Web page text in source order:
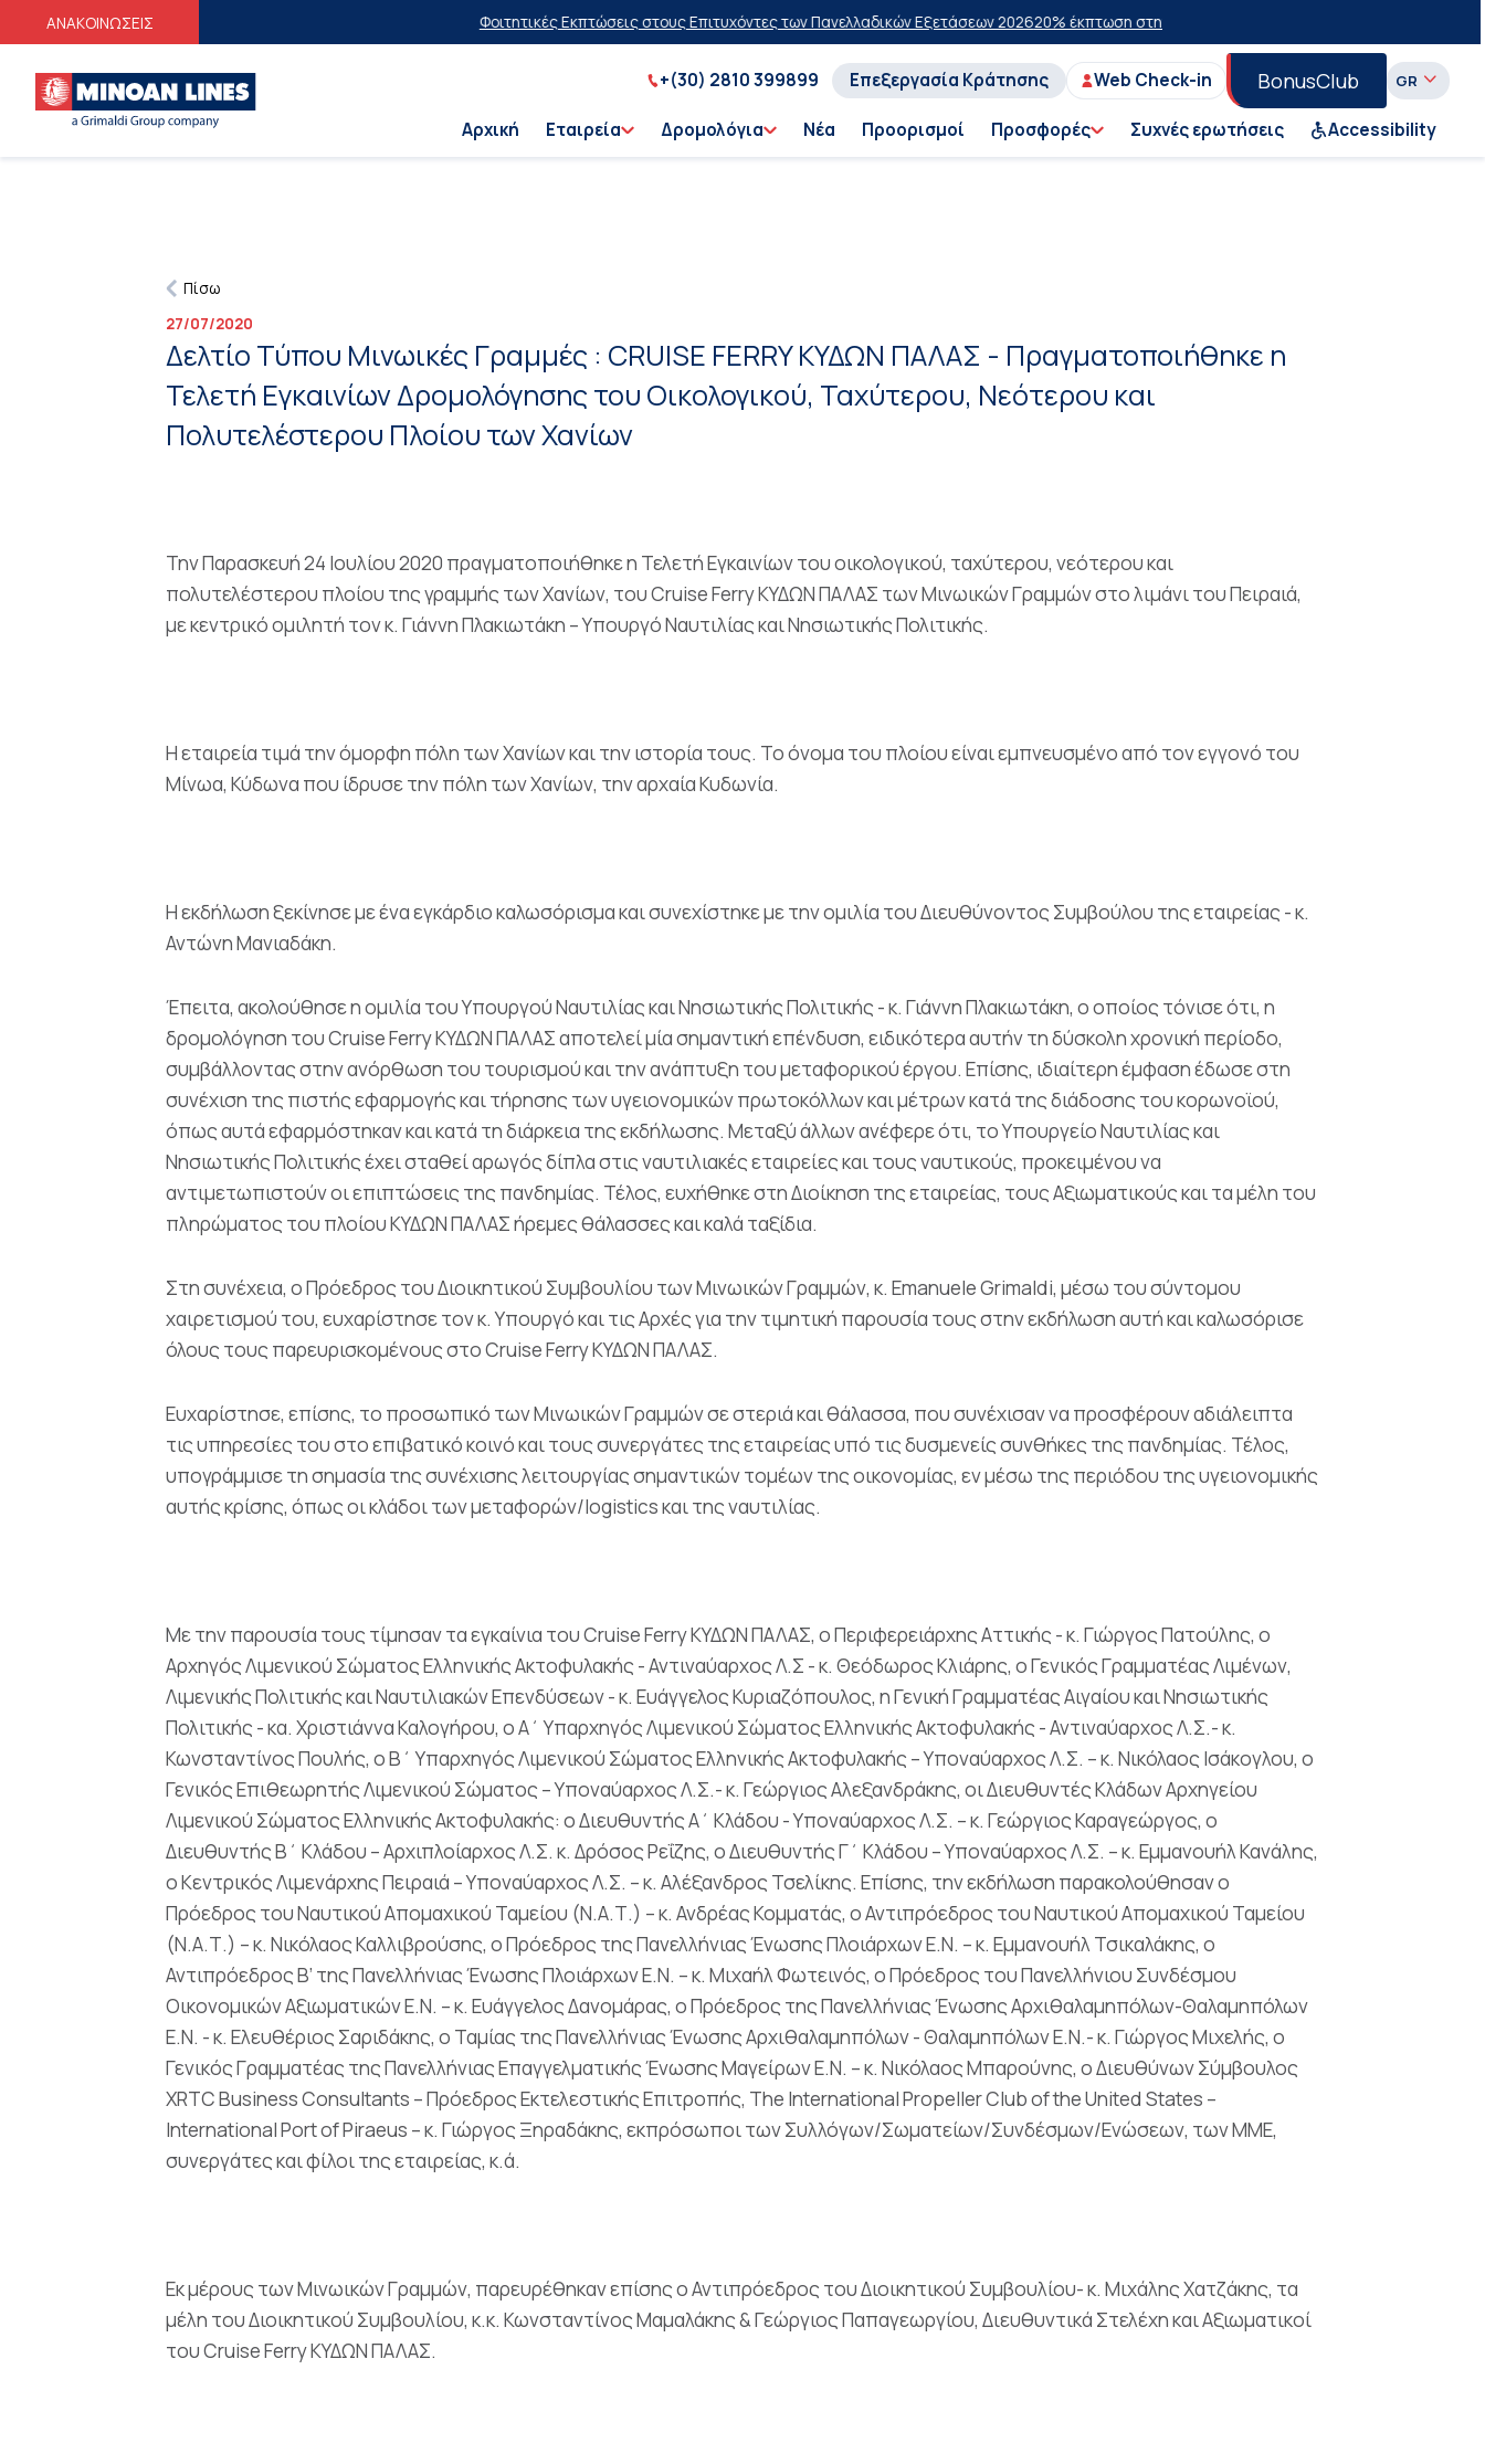
ΑΝΑΚΟΙΝΩΣΕΙΣ Φοιτητικές Εκπτώσεις στους Επιτυχόντες των Πανελλαδικών Εξετάσεων 202620% έκπτωση στην οικονομική θέση σε επιλεγμένα δρομολόγια θέρους
+(30) 2810 399899 Επεξεργασία Κράτησης Web Check-in BonusClub
Αρχική Εταιρεία Δρομολόγια Νέα Προορισμοί Προσφορές Συχνές ερωτήσεις Accessibility
Πίσω
27/07/2020
Δελτίο Τύπου Μινωικές Γραμμές : CRUISE FERRY ΚΥΔΩΝ ΠΑΛΑΣ - Πραγματοποιήθηκε η
Τελετή Εγκαινίων Δρομολόγησης του Οικολογικού, Ταχύτερου, Νεότερου και
Πολυτελέστερου Πλοίου των Χανίων
Την Παρασκευή 24 Ιουλίου 2020 πραγματοποιήθηκε η Τελετή Εγκαινίων του οικολογικού, ταχύτερου, νεότερου και
πολυτελέστερου πλοίου της γραμμής των Χανίων, του Cruise Ferry ΚΥΔΩΝ ΠΑΛΑΣ των Μινωικών Γραμμών στο λιμάνι του Πειραιά,
με κεντρικό ομιλητή τον κ. Γιάννη Πλακιωτάκη – Υπουργό Ναυτιλίας και Νησιωτικής Πολιτικής.
Η εταιρεία τιμά την όμορφη πόλη των Χανίων και την ιστορία τους. Το όνομα του πλοίου είναι εμπνευσμένο από τον εγγονό του
Μίνωα, Κύδωνα που ίδρυσε την πόλη των Χανίων, την αρχαία Κυδωνία.
Η εκδήλωση ξεκίνησε με ένα εγκάρδιο καλωσόρισμα και συνεχίστηκε με την ομιλία του Διευθύνοντος Συμβούλου της εταιρείας - κ.
Αντώνη Μανιαδάκη.
Έπειτα, ακολούθησε η ομιλία του Υπουργού Ναυτιλίας και Νησιωτικής Πολιτικής - κ. Γιάννη Πλακιωτάκη, ο οποίος τόνισε ότι, η
δρομολόγηση του Cruise Ferry ΚΥΔΩΝ ΠΑΛΑΣ αποτελεί μία σημαντική επένδυση, ειδικότερα αυτήν τη δύσκολη χρονική περίοδο,
συμβάλλοντας στην ανόρθωση του τουρισμού και την ανάπτυξη του μεταφορικού έργου. Επίσης, ιδιαίτερη έμφαση έδωσε στη
συνέχιση της πιστής εφαρμογής και τήρησης των υγειονομικών πρωτοκόλλων και μέτρων κατά της διάδοσης του κορωνοϊού,
όπως αυτά εφαρμόστηκαν και κατά τη διάρκεια της εκδήλωσης. Μεταξύ άλλων ανέφερε ότι, το Υπουργείο Ναυτιλίας και
Νησιωτικής Πολιτικής έχει σταθεί αρωγός δίπλα στις ναυτιλιακές εταιρείες και τους ναυτικούς, προκειμένου να
αντιμετωπιστούν οι επιπτώσεις της πανδημίας. Τέλος, ευχήθηκε στη Διοίκηση της εταιρείας, τους Αξιωματικούς και τα μέλη του
πληρώματος του πλοίου ΚΥΔΩΝ ΠΑΛΑΣ ήρεμες θάλασσες και καλά ταξίδια.
Στη συνέχεια, ο Πρόεδρος του Διοικητικού Συμβουλίου των Μινωικών Γραμμών, κ. Emanuele Grimaldi, μέσω του σύντομου
χαιρετισμού του, ευχαρίστησε τον κ. Υπουργό και τις Αρχές για την τιμητική παρουσία τους στην εκδήλωση αυτή και καλωσόρισε
όλους τους παρευρισκομένους στο Cruise Ferry ΚΥΔΩΝ ΠΑΛΑΣ.
Ευχαρίστησε, επίσης, το προσωπικό των Μινωικών Γραμμών σε στεριά και θάλασσα, που συνέχισαν να προσφέρουν αδιάλειπτα
τις υπηρεσίες του στο επιβατικό κοινό και τους συνεργάτες της εταιρείας υπό τις δυσμενείς συνθήκες της πανδημίας. Τέλος,
υπογράμμισε τη σημασία της συνέχισης λειτουργίας σημαντικών τομέων της οικονομίας, εν μέσω της περιόδου της υγειονομικής
αυτής κρίσης, όπως οι κλάδοι των μεταφορών/logistics και της ναυτιλίας.
Με την παρουσία τους τίμησαν τα εγκαίνια του Cruise Ferry ΚΥΔΩΝ ΠΑΛΑΣ, ο Περιφερειάρχης Αττικής - κ. Γιώργος Πατούλης, ο
Αρχηγός Λιμενικού Σώματος Ελληνικής Ακτοφυλακής - Αντιναύαρχος Λ.Σ - κ. Θεόδωρος Κλιάρης, ο Γενικός Γραμματέας Λιμένων,
Λιμενικής Πολιτικής και Ναυτιλιακών Επενδύσεων - κ. Ευάγγελος Κυριαζόπουλος, η Γενική Γραμματέας Αιγαίου και Νησιωτικής
Πολιτικής - κα. Χριστιάννα Καλογήρου, ο Α΄ Υπαρχηγός Λιμενικού Σώματος Ελληνικής Ακτοφυλακής - Αντιναύαρχος Λ.Σ.- κ.
Κωνσταντίνος Πουλής, ο Β΄ Υπαρχηγός Λιμενικού Σώματος Ελληνικής Ακτοφυλακής – Υποναύαρχος Λ.Σ. – κ. Νικόλαος Ισάκογλου, ο
Γενικός Επιθεωρητής Λιμενικού Σώματος – Υποναύαρχος Λ.Σ.- κ. Γεώργιος Αλεξανδράκης, οι Διευθυντές Κλάδων Αρχηγείου
Λιμενικού Σώματος Ελληνικής Ακτοφυλακής: ο Διευθυντής Α΄ Κλάδου - Υποναύαρχος Λ.Σ. – κ. Γεώργιος Καραγεώργος, ο
Διευθυντής Β΄ Κλάδου – Αρχιπλοίαρχος Λ.Σ. κ. Δρόσος Ρεΐζης, ο Διευθυντής Γ΄ Κλάδου – Υποναύαρχος Λ.Σ. – κ. Εμμανουήλ Κανάλης,
ο Κεντρικός Λιμενάρχης Πειραιά – Υποναύαρχος Λ.Σ. – κ. Αλέξανδρος Τσελίκης. Επίσης, την εκδήλωση παρακολούθησαν ο
Πρόεδρος του Ναυτικού Απομαχικού Ταμείου (Ν.Α.Τ.) – κ. Ανδρέας Κομματάς, ο Αντιπρόεδρος του Ναυτικού Απομαχικού Ταμείου
(Ν.Α.Τ.) – κ. Νικόλαος Καλλιβρούσης, ο Πρόεδρος της Πανελλήνιας Ένωσης Πλοιάρχων Ε.Ν. – κ. Εμμανουήλ Τσικαλάκης, ο
Αντιπρόεδρος Β’ της Πανελλήνιας Ένωσης Πλοιάρχων Ε.Ν. – κ. Μιχαήλ Φωτεινός, ο Πρόεδρος του Πανελλήνιου Συνδέσμου
Οικονομικών Αξιωματικών Ε.Ν. – κ. Ευάγγελος Δανομάρας, ο Πρόεδρος της Πανελλήνιας Ένωσης Αρχιθαλαμηπόλων-Θαλαμηπόλων
Ε.Ν. - κ. Ελευθέριος Σαριδάκης, ο Ταμίας της Πανελλήνιας Ένωσης Αρχιθαλαμηπόλων - Θαλαμηπόλων Ε.Ν.- κ. Γιώργος Μιχελής, ο
Γενικός Γραμματέας της Πανελλήνιας Επαγγελματικής Ένωσης Μαγείρων Ε.Ν. – κ. Νικόλαος Μπαρούνης, ο Διευθύνων Σύμβουλος
XRTC Business Consultants – Πρόεδρος Εκτελεστικής Επιτροπής, The International Propeller Club of the United States –
International Port of Piraeus – κ. Γιώργος Ξηραδάκης, εκπρόσωποι των Συλλόγων/Σωματείων/Συνδέσμων/Ενώσεων, των ΜΜΕ,
συνεργάτες και φίλοι της εταιρείας, κ.ά.
Εκ μέρους των Μινωικών Γραμμών, παρευρέθηκαν επίσης ο Αντιπρόεδρος του Διοικητικού Συμβουλίου- κ. Μιχάλης Χατζάκης, τα
μέλη του Διοικητικού Συμβουλίου, κ.κ. Κωνσταντίνος Μαμαλάκης & Γεώργιος Παπαγεωργίου, Διευθυντικά Στελέχη και Αξιωματικοί
του Cruise Ferry ΚΥΔΩΝ ΠΑΛΑΣ.